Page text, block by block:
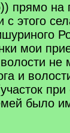
прямо на
с этого
мои
не
и
было